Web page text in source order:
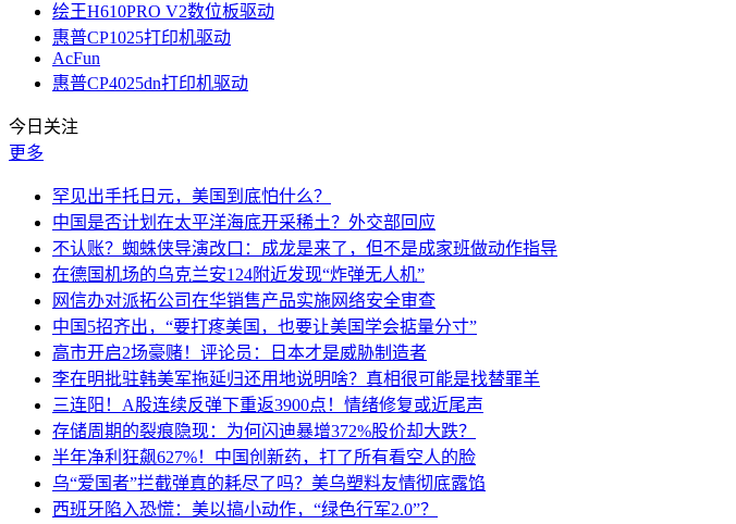
绘王H610PRO V2数位板驱动
惠普CP1025打印机驱动
AcFun
惠普CP4025dn打印机驱动
今日关注
更多
罕见出手托日元，美国到底怕什么？
中国是否计划在太平洋海底开采稀土？外交部回应
不认账？蜘蛛侠导演改口：成龙是来了，但不是成家班做动作指导
在德国机场的乌克兰安124附近发现“炸弹无人机”
网信办对派拓公司在华销售产品实施网络安全审查
中国5招齐出，“要打疼美国，也要让美国学会掂量分寸”
高市开启2场豪赌！评论员：日本才是威胁制造者
李在明批驻韩美军拖延归还用地说明啥？真相很可能是找替罪羊
三连阳！A股连续反弹下重返3900点！情绪修复或近尾声
存储周期的裂痕隐现：为何闪迪暴增372%股价却大跌？
半年净利狂飙627%！中国创新药，打了所有看空人的脸
乌“爱国者”拦截弹真的耗尽了吗？美乌塑料友情彻底露馅
西班牙陷入恐慌：美以搞小动作，“绿色行军2.0”？